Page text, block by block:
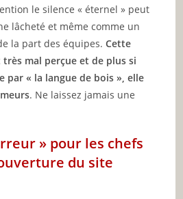
le silence « éternel » peut
lâcheté et même comme un
la part des équipes.Cette
mal perçue et de plus si
par « la langue de bois », elle
. Ne laissez jamais une
» pour les chefs
du site